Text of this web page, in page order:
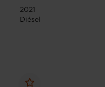
2021
Diésel